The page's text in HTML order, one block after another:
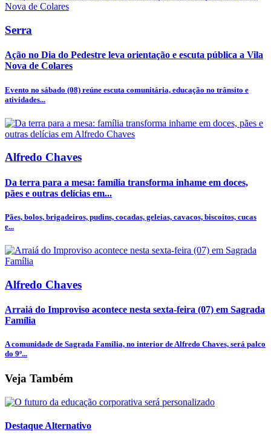
Serra
Ação no Dia do Pedestre leva orientação e escuta pública a Vila
Nova de Colares
Evento no sábado (08) reúne escuta comunitária, educação no trânsito e
atividades...
Alfredo Chaves
Da terra para a mesa: família transforma inhame em doces,
pães e outras delícias em...
Pães, bolos, brigadeiros, pudins, cocadas, geleias, cavacos, biscoitos, cucas
e...
Alfredo Chaves
Arraiá do Improviso acontece nesta sexta-feira (07) em Sagrada
Família
A comunidade de Sagrada Família, no interior de Alfredo Chaves, será palco
do 9º...
Veja Também
Destaque Alternativo